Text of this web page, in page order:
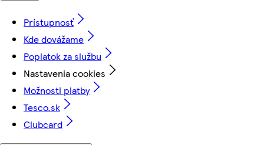
Prístupnosť
Kde dovážame
Poplatok za službu
Nastavenia cookies
Možnosti platby
Tesco.sk
Clubcard